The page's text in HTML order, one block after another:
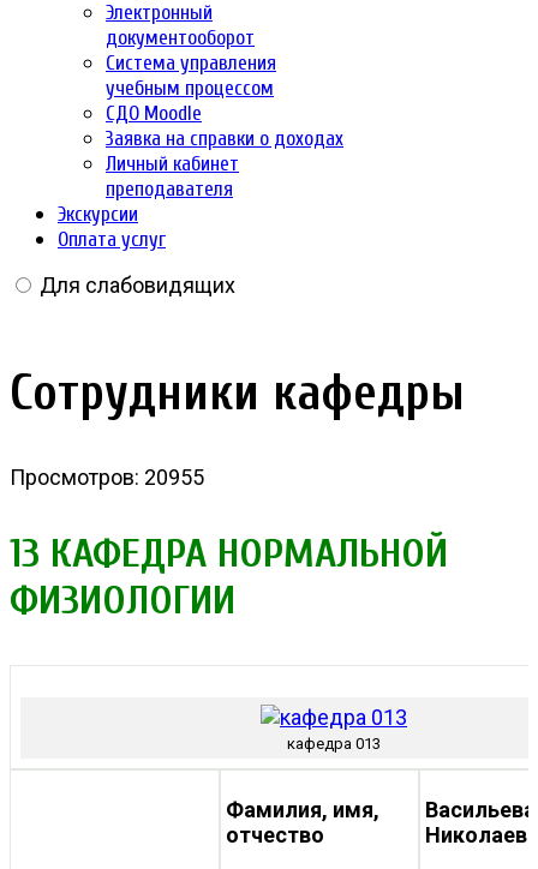
Электронный
документооборот
Система управления
учебным процессом
СДО Moodle
Заявка на справки о доходах
Личный кабинет
преподавателя
Экскурсии
Оплата услуг
Для слабовидящих
Сотрудники кафедры
Просмотров: 20955
13 КАФЕДРА НОРМАЛЬНОЙ
ФИЗИОЛОГИИ
кафедра 013
Фамилия, имя,
отчество